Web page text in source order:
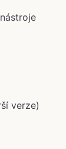
verze)